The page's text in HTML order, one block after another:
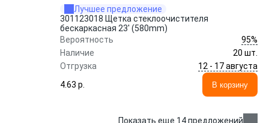
Лучшее предложение
301123018 Щетка стеклоочистителя
бескаркасная 23' (580mm)
Вероятность
95%
Наличие
20 шт.
Отгрузка
12 - 17 августа
4.63 p.
В корзину
Показать еще 14 предложений